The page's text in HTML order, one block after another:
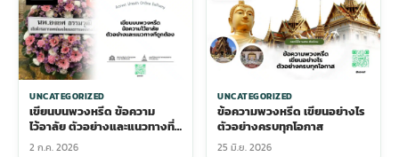
UNCATEGORIZED
เขียนบนพวงหรีด ข้อความ
ไว้อาลัย ตัวอย่างและแนวทางที่
ถูกต้อง
2 ก.ค. 2026
UNCATEGORIZED
ข้อความพวงหรีด เขียนอย่างไร
ตัวอย่างครบทุกโอกาส
25 มิ.ย. 2026